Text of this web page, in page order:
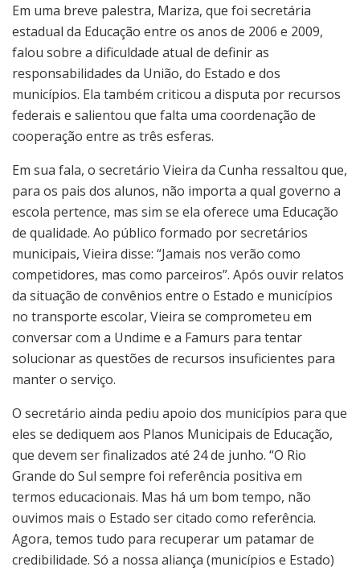
Em uma breve palestra, Mariza, que foi secretária
estadual da Educação entre os anos de 2006 e 2009,
falou sobre a dificuldade atual de definir as
responsabilidades da União, do Estado e dos
municípios. Ela também criticou a disputa por recursos
federais e salientou que falta uma coordenação de
cooperação entre as três esferas.
Em sua fala, o secretário Vieira da Cunha ressaltou que,
para os pais dos alunos, não importa a qual governo a
escola pertence, mas sim se ela oferece uma Educação
de qualidade. Ao público formado por secretários
municipais, Vieira disse: “Jamais nos verão como
competidores, mas como parceiros”. Após ouvir relatos
da situação de convênios entre o Estado e municípios
no transporte escolar, Vieira se comprometeu em
conversar com a Undime e a Famurs para tentar
solucionar as questões de recursos insuficientes para
manter o serviço.
O secretário ainda pediu apoio dos municípios para que
eles se dediquem aos Planos Municipais de Educação,
que devem ser finalizados até 24 de junho. “O Rio
Grande do Sul sempre foi referência positiva em
termos educacionais. Mas há um bom tempo, não
ouvimos mais o Estado ser citado como referência.
Agora, temos tudo para recuperar um patamar de
credibilidade. Só a nossa aliança (municípios e Estado)